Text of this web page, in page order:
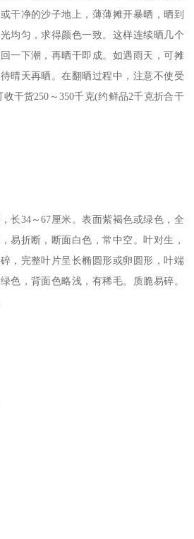
干净的沙子地上，薄薄摊开暴晒，晒到
均匀，求得颜色一致。这样连续晒几个
一下潮，再晒干即成。如遇雨天，可摊
晴天再晒。在翻晒过程中，注意不使受
干货250～350千克(约鲜品2千克折合干
长34～67厘米。表面紫褐色或绿色，全
易折断，断面白色，常中空。叶对生，
，完整叶片呈长椭圆形或卵圆形，叶端
色，背面色略浅，有稀毛。质脆易碎。